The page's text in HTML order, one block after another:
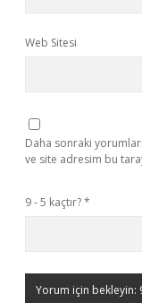
Web Sitesi
Daha sonraki
ve site adresim bu
9 - 5 kaçtır?*